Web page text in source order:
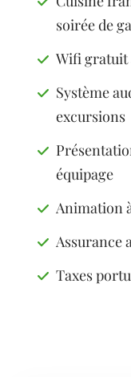
soirée de
Wifi gratuit
Système
excursions
équipage
Animation
Assurance
Taxes